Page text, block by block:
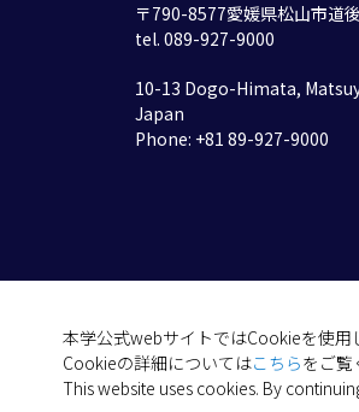
本学公式webサイトではCookieを使用
Cookieの詳細についてはこちらをご覧
This website uses cookies. By
〒790-8577愛媛県松山市道
tel. 089-927-9000
10-13 Dogo-Himata,
Japan
Phone: +81 89-927-9000